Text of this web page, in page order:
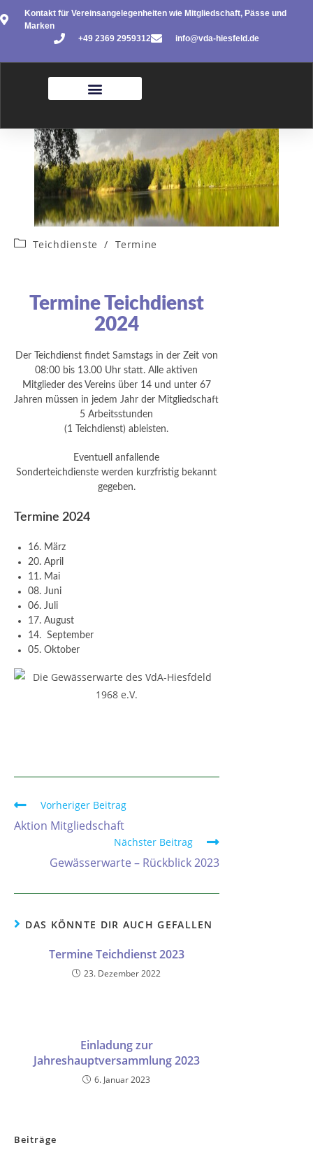
Kontakt für Vereinsangelegenheiten wie Mitgliedschaft, Pässe und
Marken
+49 2369 2959312
info@vda-hiesfeld.de
Teichdienste / Termine
Termine Teichdienst
2024
Der Teichdienst findet Samstags in der Zeit von
08:00 bis 13.00 Uhr statt. Alle aktiven
Mitglieder des Vereins über 14 und unter 67
Jahren müssen in jedem Jahr der Mitgliedschaft
5 Arbeitsstunden
(1 Teichdienst) ableisten.
Eventuell anfallende
Sonderteichdienste werden kurzfristig bekannt
gegeben.
Termine 2024
16. März
20. April
11. Mai
08. Juni
06. Juli
17. August
14. September
05. Oktober
Vorheriger Beitrag
Aktion Mitgliedschaft
Nächster Beitrag
Gewässerwarte – Rückblick 2023
DAS KÖNNTE DIR AUCH GEFALLEN
Termine Teichdienst 2023
23. Dezember 2022
Einladung zur
Jahreshauptversammlung 2023
6. Januar 2023
Beiträge